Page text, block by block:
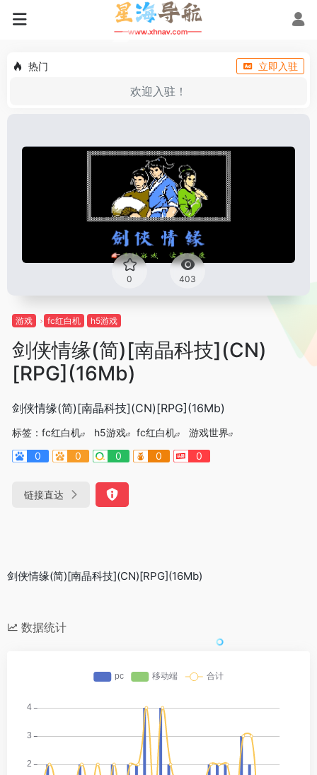
热门 立即入驻
欢迎入驻！
0 403
游戏 fc红白机 h5游戏
剑侠情缘(简)[南晶科技](CN)
[RPG](16Mb)
剑侠情缘(简)[南晶科技](CN)[RPG](16Mb)
标签： fc红白机 h5游戏 fc红白机
游戏世界
0
0 0 0 0
链接直达
剑侠情缘(简)[南晶科技](CN)[RPG](16Mb)
数据统计